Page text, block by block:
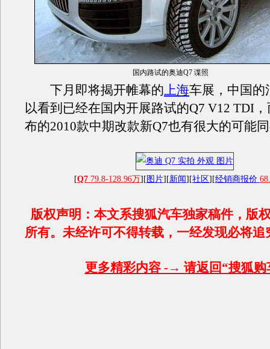
国内路试的奥迪Q7 谍照
下月即将揭开帷幕的上海车展，中国的
以看到已经在国内开展路试的Q7 V12 TDI
布的2010款中期改款新Q7也有很大的可能
[Q7 79.8-128.96万][ 图片][新闻][社区][经销商报价
版权声明：本文系搜狐汽车独家稿件，版
所有。未经许可不得转载，一经发现必将追
更多精彩内容 -→ 请返回“搜狐购